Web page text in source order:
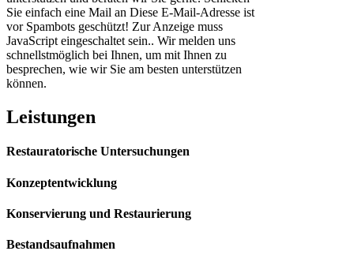
Sie einfach eine Mail an Diese E-Mail-Adresse ist
vor Spambots geschützt! Zur Anzeige muss
JavaScript eingeschaltet sein.. Wir melden uns
schnellstmöglich bei Ihnen, um mit Ihnen zu
besprechen, wie wir Sie am besten unterstützen
können.
Leistungen
Restauratorische Untersuchungen
Konzeptentwicklung
Konservierung und Restaurierung
Bestandsaufnahmen